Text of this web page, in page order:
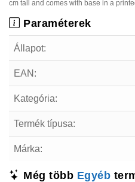
cm tall and comes with base in a
Paraméterek
Állapot:
EAN:
Kategória:
Termék típusa:
Márka:
Még több Egyéb